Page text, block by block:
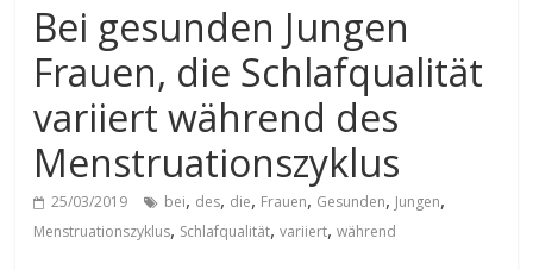
Bei gesunden Jungen
Frauen, die Schlafqualität
variiert während des
Menstruationszyklus
25/03/2019 bei, des, die, Frauen, Gesunden, Jungen,
Menstruationszyklus, Schlafqualität,variiert,während